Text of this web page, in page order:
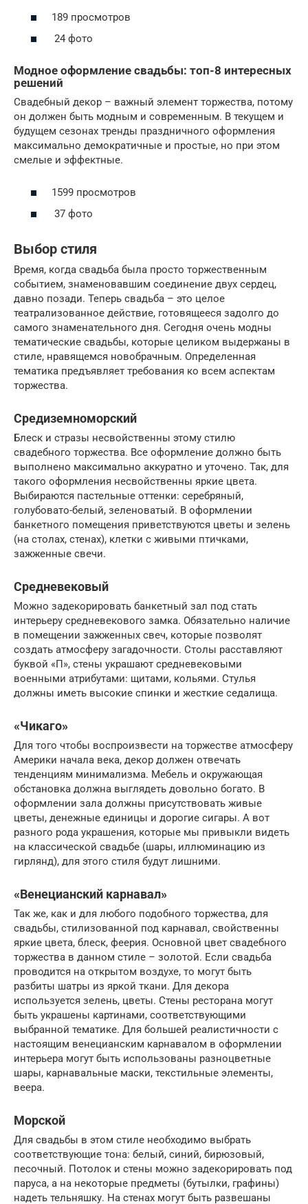
189 просмотров
24 фото
Модное оформление свадьбы: топ-8 интересных
решений
Свадебный декор – важный элемент торжества, потому
он должен быть модным и современным. В текущем и
будущем сезонах тренды праздничного оформления
максимально демократичные и простые, но при этом
смелые и эффектные.
1599 просмотров
37 фото
Выбор стиля
Время, когда свадьба была просто торжественным
событием, знаменовавшим соединение двух сердец,
давно позади. Теперь свадьба – это целое
театрализованное действие, готовящееся задолго до
самого знаменательного дня. Сегодня очень модны
тематические свадьбы, которые целиком выдержаны в
стиле, нравящемся новобрачным. Определенная
тематика предъявляет требования ко всем аспектам
торжества.
Средиземноморский
Блеск и стразы несвойственны этому стилю
свадебного торжества. Все оформление должно быть
выполнено максимально аккуратно и уточено. Так, для
такого оформления несвойственны яркие цвета.
Выбираются пастельные оттенки: серебряный,
голубовато-белый, зеленоватый. В оформлении
банкетного помещения приветствуются цветы и зелень
(на столах, стенах), клетки с живыми птичками,
зажженные свечи.
Средневековый
Можно задекорировать банкетный зал под стать
интерьеру средневекового замка. Обязательно наличие
в помещении зажженных свеч, которые позволят
создать атмосферу загадочности. Столы расставляют
буквой «П», стены украшают средневековыми
военными атрибутами: щитами, кольями. Стулья
должны иметь высокие спинки и жесткие седалища.
«Чикаго»
Для того чтобы воспроизвести на торжестве атмосферу
Америки начала века, декор должен отвечать
тенденциям минимализма. Мебель и окружающая
обстановка должна выглядеть довольно богато. В
оформлении зала должны присутствовать живые
цветы, денежные единицы и дорогие сигары. А вот
разного рода украшения, которые мы привыкли видеть
на классической свадьбе (шары, иллюминацию из
гирлянд), для этого стиля будут лишними.
«Венецианский карнавал»
Так же, как и для любого подобного торжества, для
свадьбы, стилизованной под карнавал, свойственны
яркие цвета, блеск, феерия. Основной цвет свадебного
торжества в данном стиле – золотой. Если свадьба
проводится на открытом воздухе, то могут быть
разбиты шатры из яркой ткани. Для декора
используется зелень, цветы. Стены ресторана могут
быть украшены картинами, соответствующими
выбранной тематике. Для большей реалистичности с
настоящим венецианским карнавалом в оформлении
интерьера могут быть использованы разноцветные
шары, карнавальные маски, текстильные элементы,
веера.
Морской
Для свадьбы в этом стиле необходимо выбрать
соответствующие тона: белый, синий, бирюзовый,
песочный. Потолок и стены можно задекорировать под
паруса, а на некоторые предметы (бутылки, графины)
надеть тельняшку. На стенах могут быть развешаны